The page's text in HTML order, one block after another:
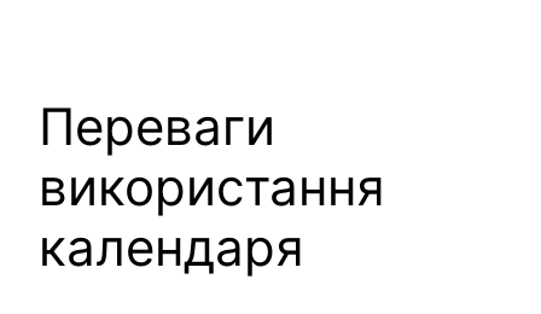
Переваги
використання
календаря